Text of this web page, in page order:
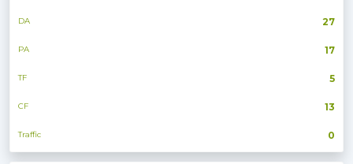
27
DA
17
PA
5
TF
13
CF
0
Traffic